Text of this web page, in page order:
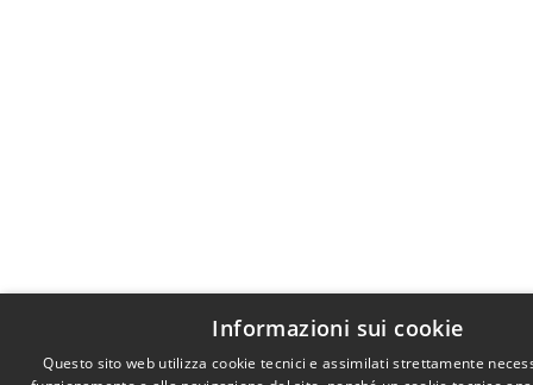
Informazioni sui cookie
Questo sito web utilizza cookie tecnici e assimilati strettamente